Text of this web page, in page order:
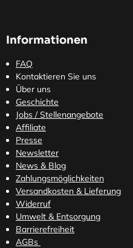
Informationen
FAQ
Kontaktieren Sie uns
Über uns
Geschichte
Jobs / Stellenangebote
Affiliate
Presse
Newsletter
News & Blog
Zahlungsmöglichkeiten
Versandkosten & Lieferung
Widerruf
Umwelt & Entsorgung
Barrierefreiheit
AGBs